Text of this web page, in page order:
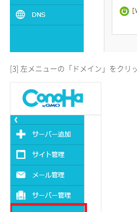
[3] 左メニューの「ドメイン」をクリ